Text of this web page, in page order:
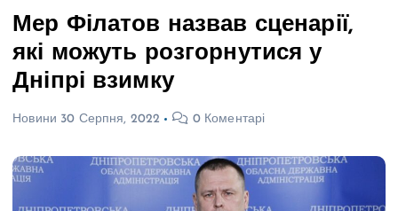
Мер Філатов назвав сценарії,
які можуть розгорнутися у
Дніпрі взимку
Новини 30 Серпня, 2022 0 Коментарі